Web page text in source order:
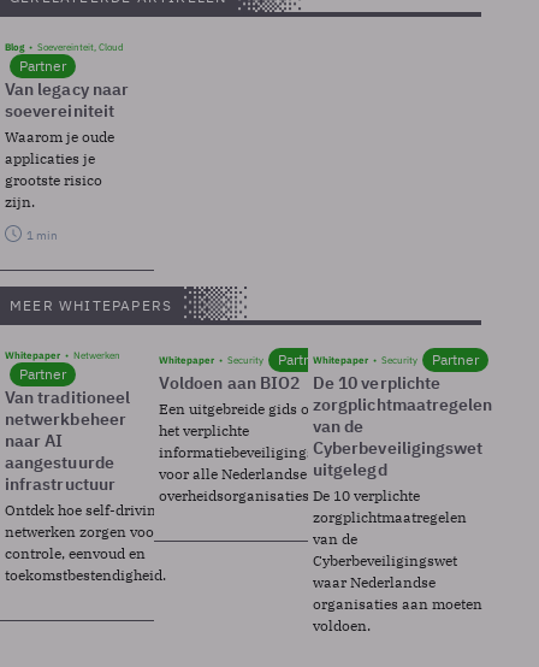
Blog Soevereinteit, Cloud
Partner
Van legacy naar
soevereiniteit
Waarom je oude
applicaties je
grootste risico
zijn.
1 min
MEER WHITEPAPERS
Whitepaper Netwerken
Partner
Van traditioneel
netwerkbeheer
naar AI
aangestuurde
infrastructuur
Ontdek hoe self-driving
netwerken zorgen voor
controle, eenvoud en
toekomstbestendigheid.
Whitepaper Security Partner
Voldoen aan BIO2
Een uitgebreide gids over BIO2,
het verplichte
informatiebeveiligingsframework
voor alle Nederlandse
overheidsorganisaties.
Whitepaper Security Partner
De 10 verplichte
zorgplichtmaatregelen
van de
Cyberbeveiligingswet
uitgelegd
De 10 verplichte
zorgplichtmaatregelen
van de
Cyberbeveiligingswet
waar Nederlandse
organisaties aan moeten
voldoen.